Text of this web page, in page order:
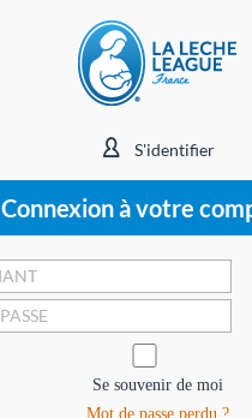
S'identifier
Connexion à votre
Se souvenir de moi
Mot de passe perdu ?